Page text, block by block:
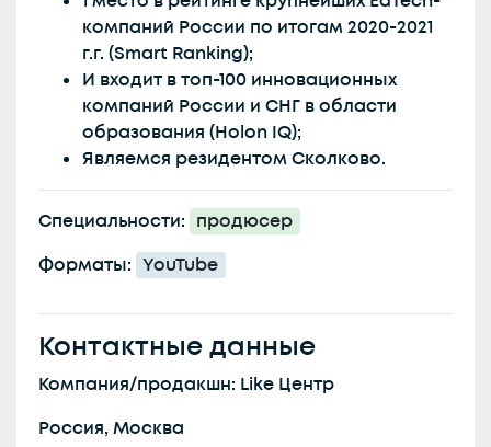
компаний России по итогам 2020-2021
г.г. (Smart Ranking);
И входит в топ-100 инновационных
компаний России и СНГ в области
образования (Holon IQ);
Являемся резидентом Сколково.
Специальности: продюсер
Форматы: YouTube
Контактные данные
Компания/продакшн: Like Центр
Россия, Москва